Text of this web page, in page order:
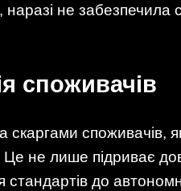
, наразі не забезпечила
споживачів
споживачів,
не лише підриває
до